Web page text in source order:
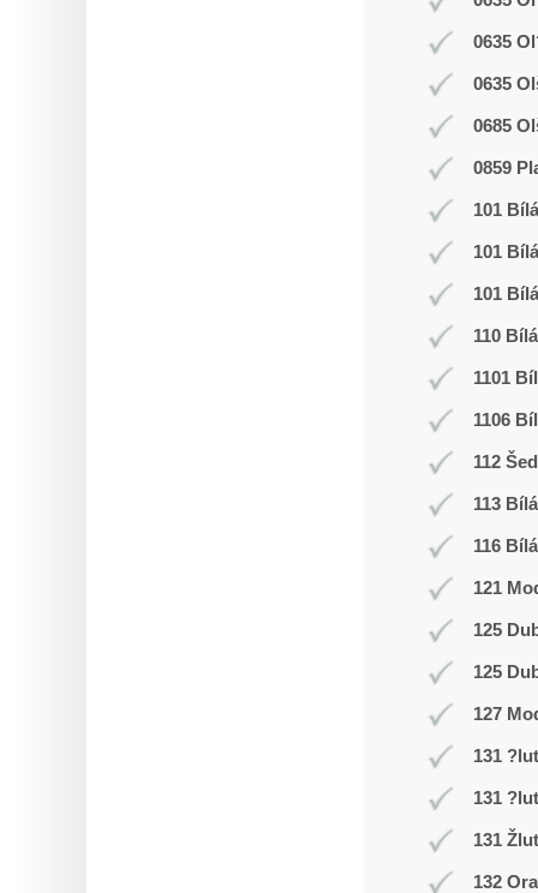
0635
0635
0685
0859
101
101
101
110
1101
1106
112
113 Bílá
116 Bílá
121
125
125
127
131 ?lut
131 ?lut
131
132